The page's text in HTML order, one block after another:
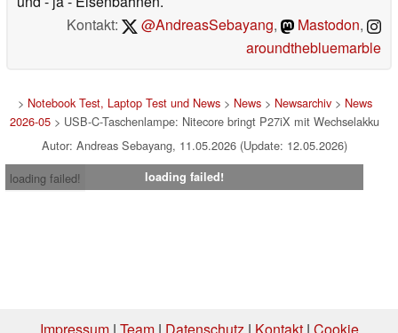
Kontakt:
@AndreasSebayang, Mastodon,
aroundthebluemarble
> Notebook Test, Laptop Test und News> News> Newsarchiv> News
2026-05 > USB-C-Taschenlampe: Nitecore bringt P27iX mit Wechselakku
Autor: Andreas Sebayang, 11.05.2026 (Update: 12.05.2026)
loading failed!
loading failed!